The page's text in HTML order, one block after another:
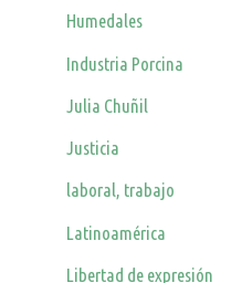
Humedales
Industria Porcina
Julia Chuñil
Justicia
laboral, trabajo
Latinoamérica
Libertad de expresión